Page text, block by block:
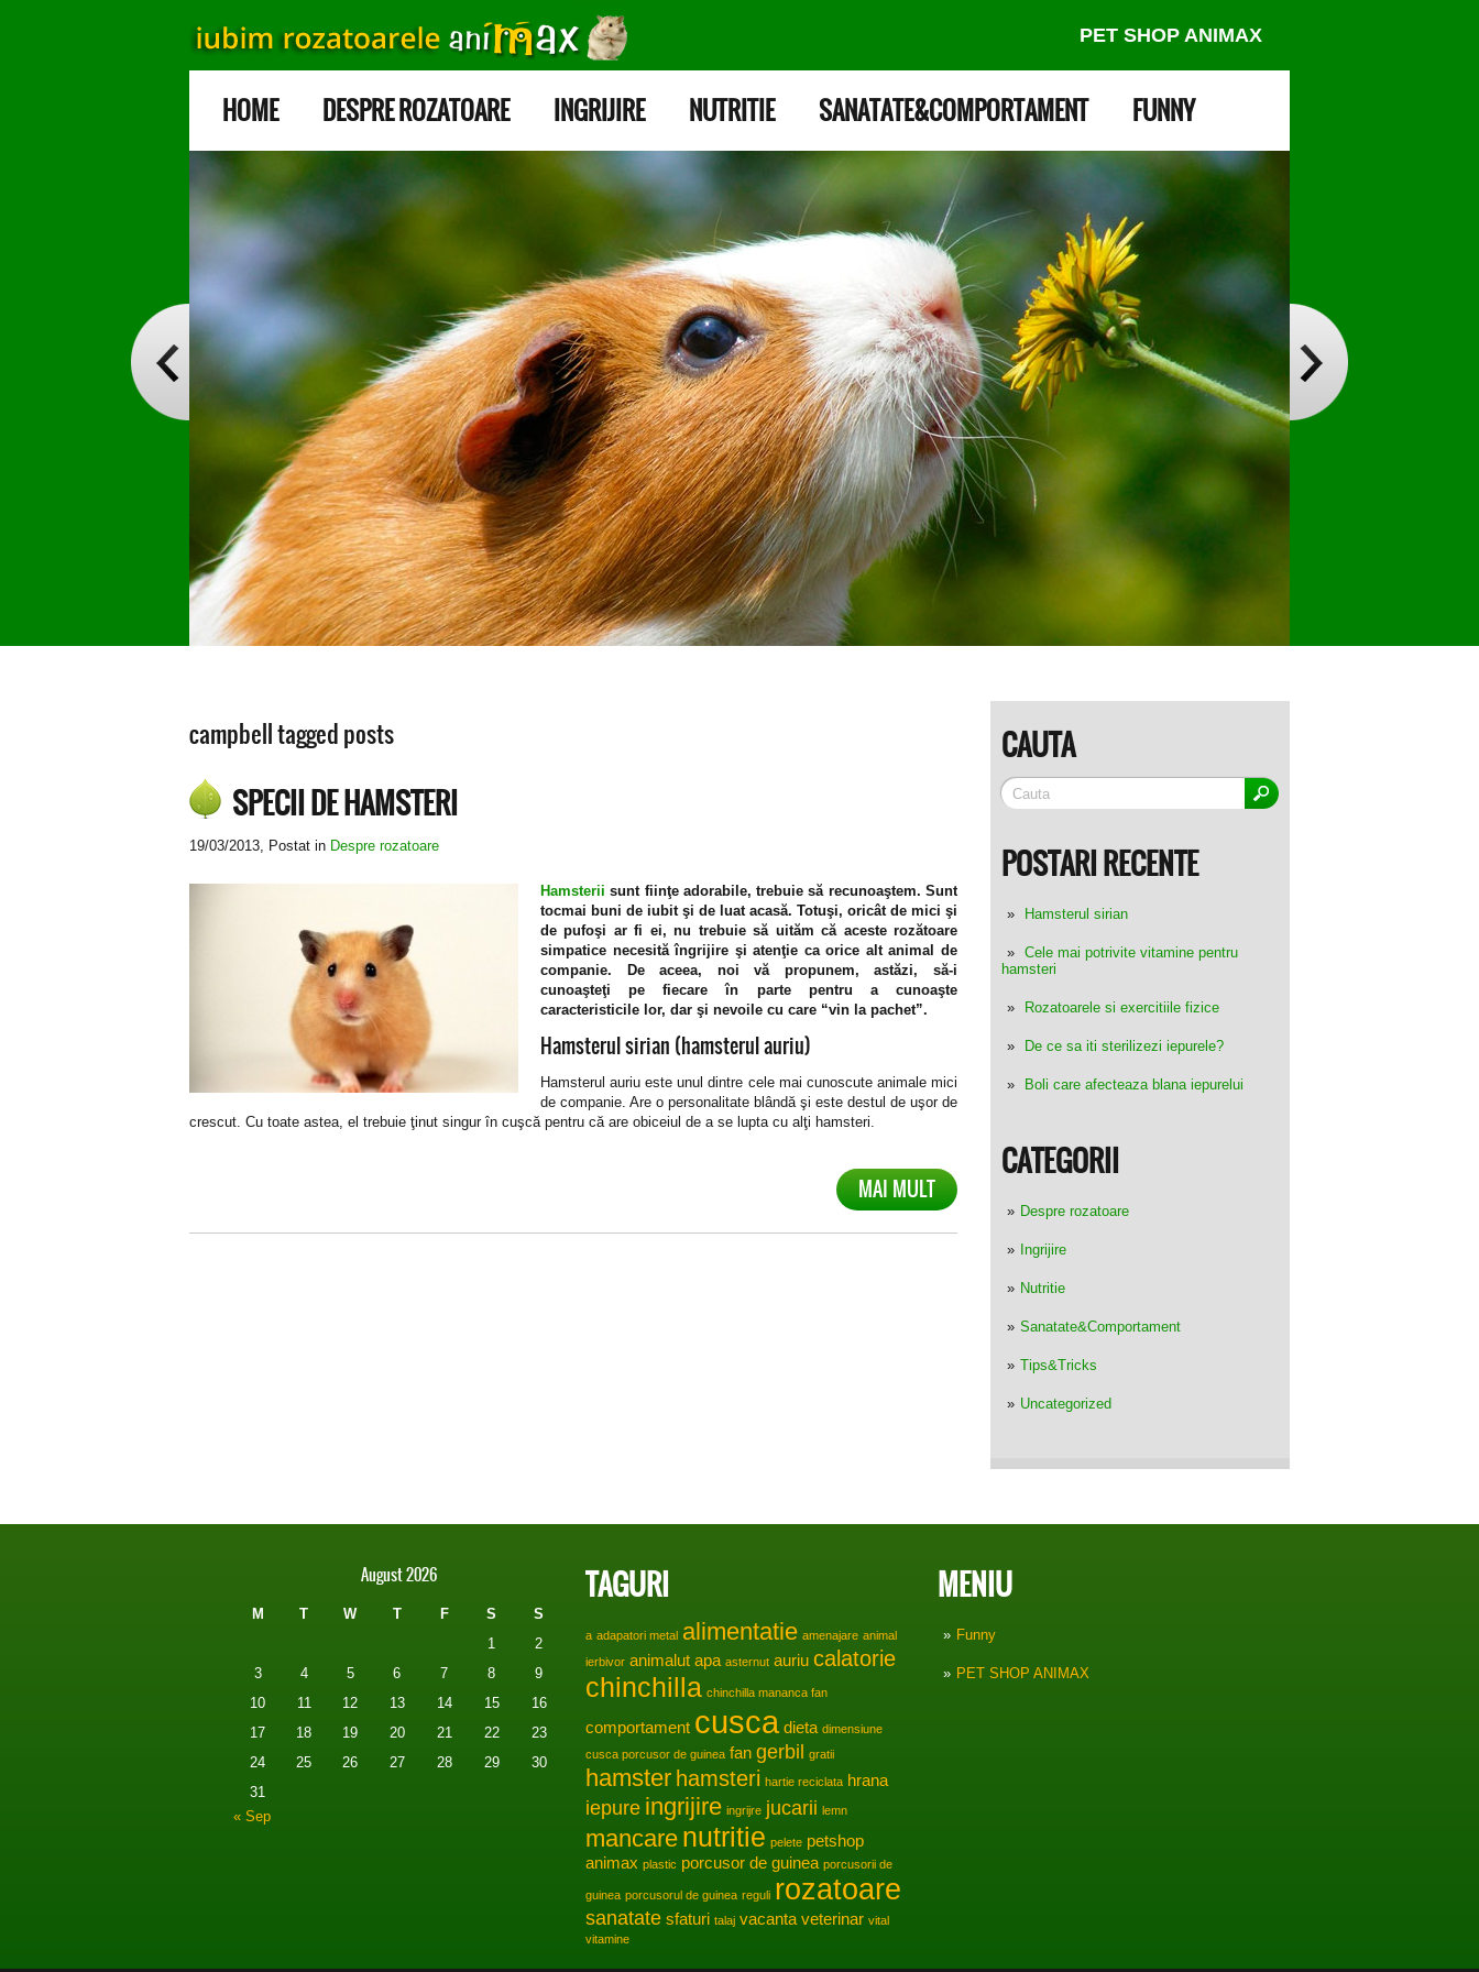
PET SHOP ANIMAX
HOME DESPRE ROZATOARE INGRIJIRE NUTRITIE SANATATE&COMPORTAMENT FUNNY
CAUTA
POSTARI RECENTE
Hamsterul sirian
Cele mai potrivite vitamine pentru
hamsteri
Rozatoarele si exercitiile fizice
De ce sa iti sterilizezi iepurele?
Boli care afecteaza blana iepurelui
CATEGORII
Despre rozatoare
Ingrijire
Nutritie
Sanatate&Comportament
Tips&Tricks
Uncategorized
campbell tagged posts
SPECII DE HAMSTERI
19/03/2013, Postat in Despre rozatoare
Hamsterii sunt fiinţe adorabile, trebuie să recunoaştem. Sunt
tocmai buni de iubit şi de luat acasă. Totuşi, oricât de mici şi
de pufoşi ar fi ei, nu trebuie să uităm că aceste rozătoare
simpatice necesită îngrijire şi atenţie ca orice alt animal de
companie. De aceea, noi vă propunem, astăzi, să-i
cunoaşteţi pe fiecare în parte pentru a cunoaşte
caracteristicile lor, dar şi nevoile cu care “vin la pachet”.
Hamsterul sirian (hamsterul auriu)
Hamsterul auriu este unul dintre cele mai cunoscute animale mici
de companie. Are o personalitate blândă şi este destul de uşor de
crescut. Cu toate astea, el trebuie ţinut singur în cuşcă pentru că are obiceiul de a se lupta cu alţi hamsteri.
MAI MULT
August 2026
M T W T F S
S
1
2
3
4 5 6 7 8
9
10
11 12 13 14 15
16
17
18 19 20 21 22
23
24
25 26 27 28 29
30
31
« Sep
TAGURI
a adapatori metal alimentatie amenajare animal
ierbivor animalut apa asternut auriu calatorie
chinchilla chinchilla mananca fan
comportament cusca dieta dimensiune
cusca porcusor de guinea fan gerbil gratii
hamster hamsteri hartie reciclata hrana
iepure ingrijire ingrijre jucarii lemn
mancare nutritie pelete petshop
animax plastic porcusor de guinea porcusorii de
guinea porcusorul de guinea reguli rozatoare
sanatate sfaturi talaj vacanta veterinar vital
vitamine
MENIU
Funny
PET SHOP ANIMAX